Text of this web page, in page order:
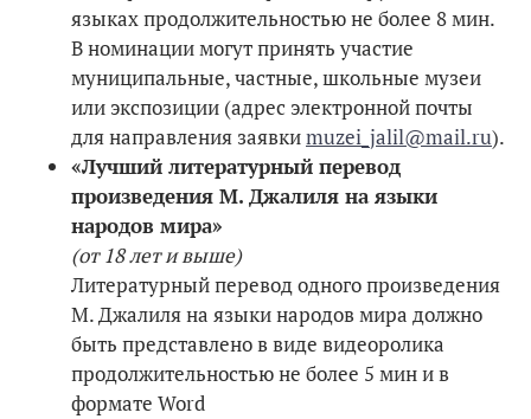
языках продолжительностью не более 8 мин.
В номинации могут принять участие
муниципальные, частные, школьные музеи
или экспозиции (адрес электронной почты
для направления заявкиmuzei_jalil@mail.ru).
«Лучший литературный перевод
произведения М. Джалиля на языки
народов мира»
(от 18 лет и выше)
Литературный перевод одного произведения
М. Джалиля на языки народов мира должно
быть представлено в виде видеоролика
продолжительностью не более 5 мин и в
формате Word